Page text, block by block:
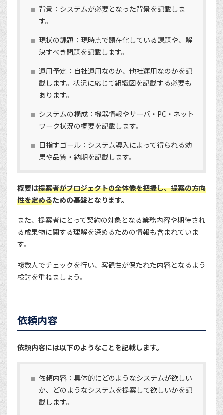
背景：システムが必要となった背景を記載しま
す。
現状の課題：現時点で顕在化している課題や、解
決すべき問題を記載します。
運用予定：自社運用なのか、他社運用なのかを記
載します。状況に応じて組織図を記載する必要も
あります。
システムの構成：機器情報やサーバ・PC・ネット
ワーク状況の概要を記載します。
目指すゴール：システム導入によって得られる効
果や品質・納期を記載します。
概要は提案者がプロジェクトの全体像を把握し、提案の方向
性を定めるための基盤となります。
また、提案者にとって契約の対象となる業務内容や期待され
る成果物に関する理解を深めるための情報も含まれていま
す。
複数人でチェックを行い、客観性が保たれた内容となるよう
検討を重ねましょう。
依頼内容
依頼内容には以下のようなことを記載します。
依頼内容：具体的にどのようなシステムが欲しい
か、どのようなシステムを提案して欲しいかを記
載します。